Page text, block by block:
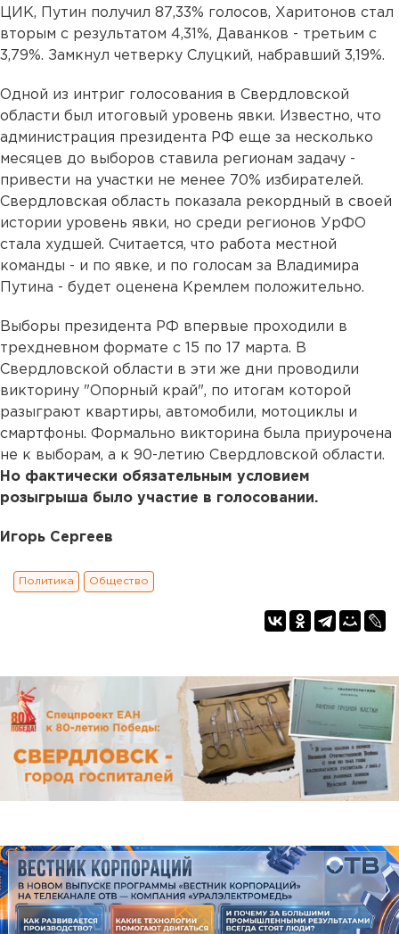
ЦИК, Путин получил 87,33% голосов, Харитонов стал
вторым с результатом 4,31%, Даванков - третьим с
3,79%. Замкнул четверку Слуцкий, набравший 3,19%.
Одной из интриг голосования в Свердловской
области был итоговый уровень явки. Известно, что
администрация президента РФ еще за несколько
месяцев до выборов ставила регионам задачу -
привести на участки не менее 70% избирателей.
Свердловская область показала рекордный в своей
истории уровень явки, но среди регионов УрФО
стала худшей. Считается, что работа местной
команды - и по явке, и по голосам за Владимира
Путина - будет оценена Кремлем положительно.
Выборы президента РФ впервые проходили в
трехдневном формате с 15 по 17 марта. В
Свердловской области в эти же дни проводили
викторину "Опорный край", по итогам которой
разыграют квартиры, автомобили, мотоциклы и
смартфоны. Формально викторина была приурочена
не к выборам, а к 90-летию Свердловской области.
Но фактически обязательным условием
розыгрыша было участие в голосовании.
Игорь Сергеев
Политика Общество